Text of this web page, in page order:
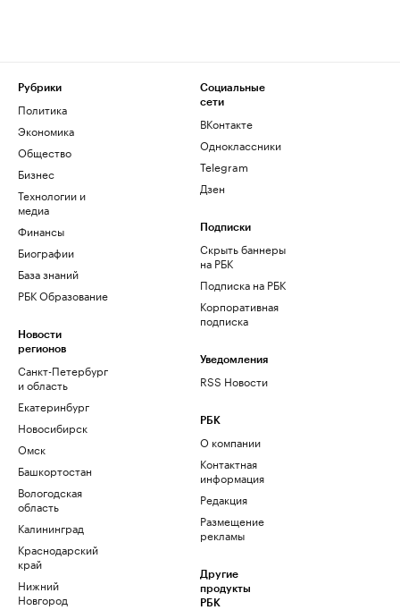
Рубрики
Политика
Экономика
Общество
Бизнес
Технологии и
медиа
Финансы
Биографии
База знаний
РБК Образование
Новости
регионов
Санкт-Петербург
и область
Екатеринбург
Новосибирск
Омск
Башкортостан
Вологодская
область
Калининград
Краснодарский
край
Нижний
Новгород
Социальные
сети
ВКонтакте
Одноклассники
Telegram
Дзен
Подписки
Скрыть баннеры
на РБК
Подписка на РБК
Корпоративная
подписка
Уведомления
RSS Новости
РБК
О компании
Контактная
информация
Редакция
Размещение
рекламы
Другие
продукты
РБК